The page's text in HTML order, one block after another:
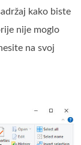
kako biste
nije moglo
na svoj